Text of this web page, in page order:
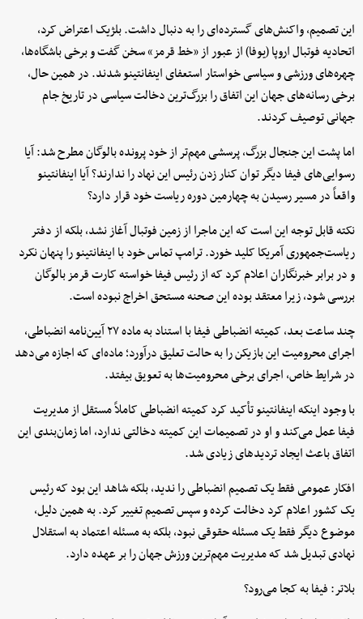
این تصمیم، واکنش‌های گسترده‌ای را به دنبال داشت. بلژیک اعتراض کرد،
اتحادیه فوتبال اروپا (یوفا) از عبور از «خط قرمز» سخن گفت و برخی باشگاه‌ها،
چهره‌های ورزشی و سیاسی خواستار استعفای اینفانتینو شدند. در همین حال،
برخی رسانه‌های جهان این اتفاق را بزرگ‌ترین دخالت سیاسی در تاریخ جام
جهانی توصیف کردند.
اما پشت این جنجال بزرگ، پرسشی مهم‌تر از خود پرونده بالوگان مطرح شد: آیا
رسوایی‌های فیفا دیگر توان کنار زدن رئیس این نهاد را ندارند؟ آیا اینفانتینو
واقعاً در مسیر رسیدن به چهارمین دوره ریاست خود قرار دارد؟
نکته قابل توجه این است که این ماجرا از زمین فوتبال آغاز نشد، بلکه از دفتر
ریاست‌جمهوری آمریکا کلید خورد. ترامپ تماس خود با اینفانتینو را پنهان نکرد
و در برابر خبرنگاران اعلام کرد که از رئیس فیفا خواسته کارت قرمز بالوگان
بررسی شود، زیرا معتقد بوده این صحنه مستحق اخراج نبوده است.
چند ساعت بعد، کمیته انضباطی فیفا با استناد به ماده ۲۷ آیین‌نامه انضباطی،
اجرای محرومیت این بازیکن را به حالت تعلیق درآورد؛ ماده‌ای که اجازه می‌دهد
در شرایط خاص، اجرای برخی محرومیت‌ها به تعویق بیفتد.
با وجود اینکه اینفانتینو تأکید کرد کمیته انضباطی کاملاً مستقل از مدیریت
فیفا عمل می‌کند و او در تصمیمات این کمیته دخالتی ندارد، اما زمان‌بندی این
اتفاق باعث ایجاد تردیدهای زیادی شد.
افکار عمومی فقط یک تصمیم انضباطی را ندید، بلکه شاهد این بود که رئیس
یک کشور اعلام کرد دخالت کرده و سپس تصمیم تغییر کرد. به همین دلیل،
موضوع دیگر فقط یک مسئله حقوقی نبود، بلکه به مسئله اعتماد به استقلال
نهادی تبدیل شد که مدیریت مهم‌ترین ورزش جهان را بر عهده دارد.
بلاتر: فیفا به کجا می‌رود؟